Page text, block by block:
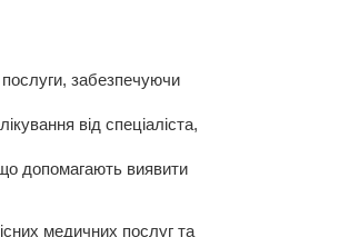
забезпечуючи
від спеціаліста,
що допомагають виявити
медичних послуг та